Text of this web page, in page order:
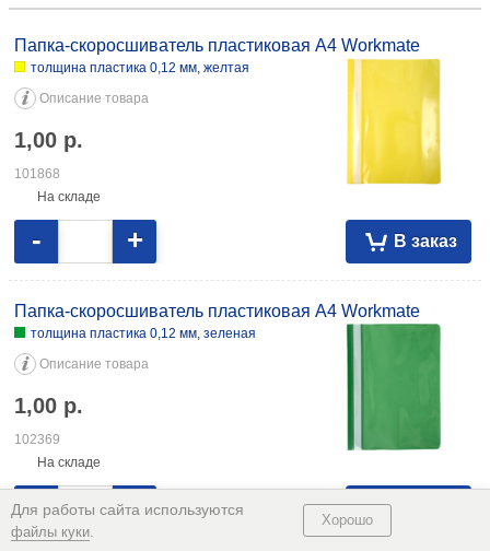
Папка-скоросшиватель пластиковая А4 Workmate
толщина пластика 0,12 мм, желтая
Описание товара
1,00 р.
101868
На складе
В заказ
- +
Папка-скоросшиватель пластиковая А4 Workmate
толщина пластика 0,12 мм, зеленая
Описание товара
1,00 р.
102369
На складе
- +
Для работы сайта используются
файлы куки
Хорошо